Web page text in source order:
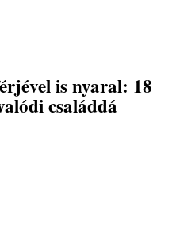
is nyaral: 18
családdá